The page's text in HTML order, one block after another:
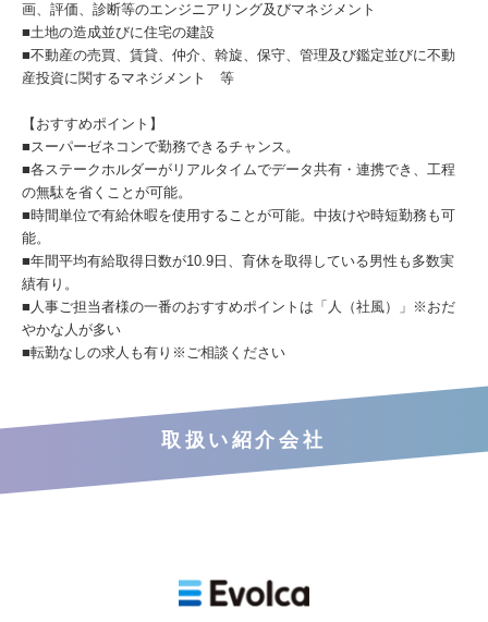
画、評価、診断等のエンジニアリング及びマネジメント
■土地の造成並びに住宅の建設
■不動産の売買、賃貸、仲介、斡旋、保守、管理及び鑑定並びに不動
産投資に関するマネジメント 等
【おすすめポイント】
■スーパーゼネコンで勤務できるチャンス。
■各ステークホルダーがリアルタイムでデータ共有・連携でき、工程
の無駄を省くことが可能。
■時間単位で有給休暇を使用することが可能。中抜けや時短勤務も可
能。
■年間平均有給取得日数が10.9日、育休を取得している男性も多数実
績有り。
■人事ご担当者様の一番のおすすめポイントは「人（社風）」※おだ
やかな人が多い
■転勤なしの求人も有り※ご相談ください
取扱い紹介会社